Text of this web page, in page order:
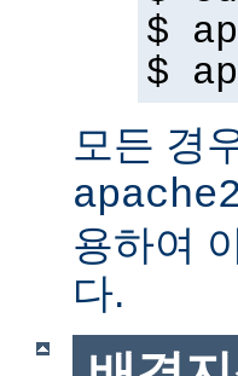
$
$
모든 경
용하여
다.